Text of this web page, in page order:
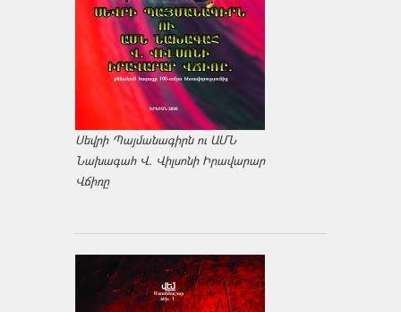
Սեվրի Պայմանագիրն ու ԱՄՆ
Նախագահ Վ. Վիլսոնի Իրավարար
Վճիռը